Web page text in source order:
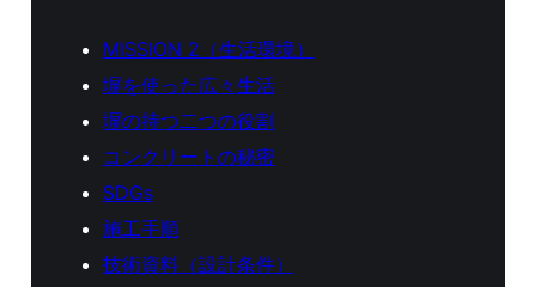
MISSION 2（生活環境）
塀を使った広々生活
塀の持つ二つの役割
コンクリートの秘密
SDGs
施工手順
技術資料（設計条件）